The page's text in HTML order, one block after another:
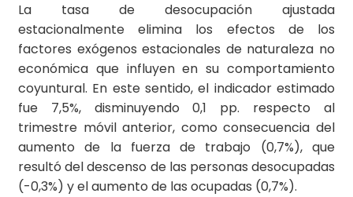
La tasa de desocupación ajustada
estacionalmente elimina los efectos de los
factores exógenos estacionales de naturaleza no
económica que influyen en su comportamiento
coyuntural. En este sentido, el indicador estimado
fue 7,5%, disminuyendo 0,1 pp. respecto al
trimestre móvil anterior, como consecuencia del
aumento de la fuerza de trabajo (0,7%), que
resultó del descenso de las personas desocupadas
(-0,3%) y el aumento de las ocupadas (0,7%).